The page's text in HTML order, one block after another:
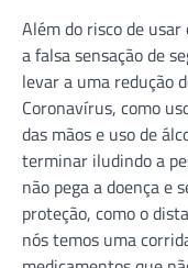
Além do risco de
a falsa sensação de
levar a uma redução
Coronavírus, como
das mãos e uso de
terminar iludindo a
não pega a doença e
proteção, como o
nós temos uma